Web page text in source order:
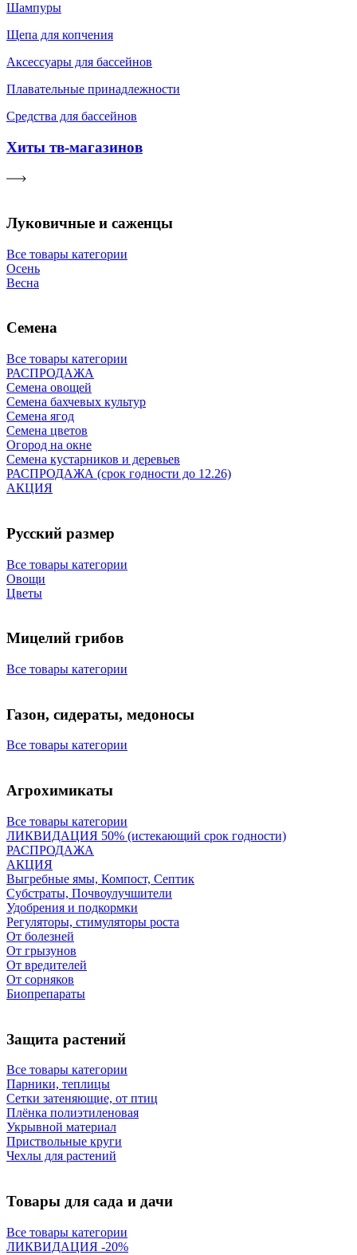
Шампуры
Щепа для копчения
Аксессуары для бассейнов
Плавательные принадлежности
Средства для бассейнов
Хиты тв-магазинов
Луковичные и саженцы
Все товары категории
Осень
Весна
Семена
Все товары категории
РАСПРОДАЖА
Семена овощей
Семена бахчевых культур
Семена ягод
Семена цветов
Огород на окне
Семена кустарников и деревьев
РАСПРОДАЖА (срок годности до 12.26)
АКЦИЯ
Русский размер
Все товары категории
Овощи
Цветы
Мицелий грибов
Все товары категории
Газон, сидераты, медоносы
Все товары категории
Агрохимикаты
Все товары категории
ЛИКВИДАЦИЯ 50% (истекающий срок годности)
РАСПРОДАЖА
АКЦИЯ
Выгребные ямы, Компост, Септик
Субстраты, Почвоулучшители
Удобрения и подкормки
Регуляторы, стимуляторы роста
От болезней
От грызунов
От вредителей
От сорняков
Биопрепараты
Защита растений
Все товары категории
Парники, теплицы
Сетки затеняющие, от птиц
Плёнка полиэтиленовая
Укрывной материал
Приствольные круги
Чехлы для растений
Товары для сада и дачи
Все товары категории
ЛИКВИДАЦИЯ -20%